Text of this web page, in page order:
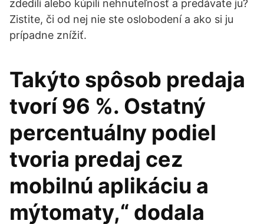
zdedili alebo kúpili nehnuteľnosť a predávate ju?
Zistite, či od nej nie ste oslobodení a ako si ju
prípadne znížiť.
Takýto spôsob predaja
tvorí 96 %. Ostatný
percentuálny podiel
tvoria predaj cez
mobilnú aplikáciu a
mýtomaty,“ dodala